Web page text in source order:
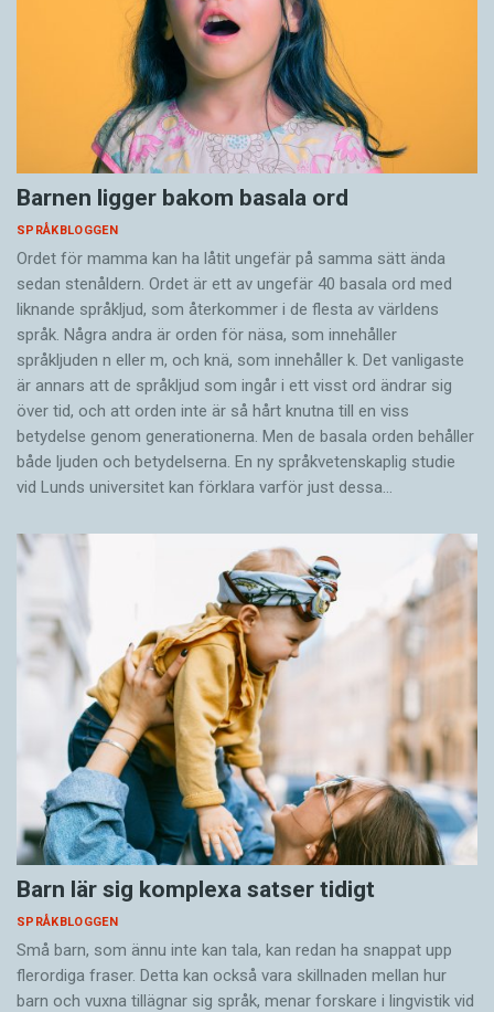
Barnen ligger bakom basala ord
SPRÅKBLOGGEN
Ordet för mamma kan ha låtit ungefär på samma sätt ända
sedan stenåldern. Ordet är ett av ungefär 40 basala ord med
liknande språkljud, som återkommer i de flesta av världens
språk. Några andra är orden för näsa, som innehåller
språkljuden n eller m, och knä, som innehåller k. Det vanligaste
är annars att de språkljud som ingår i ett visst ord ändrar sig
över tid, och att orden inte är så hårt knutna till en viss
betydelse genom generationerna. Men de basala orden behåller
både ljuden och betydelserna. En ny språkvetenskaplig studie
vid Lunds universitet kan förklara varför just dessa…
Barn lär sig komplexa satser tidigt
SPRÅKBLOGGEN
Små barn, som ännu inte kan tala, kan redan ha snappat upp
flerordiga fraser. Detta kan också vara skillnaden mellan hur
barn och vuxna tillägnar sig språk, menar forskare i lingvistik vid